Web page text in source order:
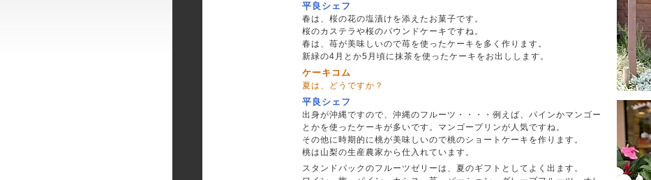
平良シェフ
春は、桜の花の塩漬けを添えたお菓子です。
桜のカステラや桜のパウンドケーキですね。
春は、苺が美味しいので苺を使ったケーキを多く作ります。
新緑の4月とか5月頃に抹茶を使ったケーキをお出しします。
ケーキコム
夏は、どうですか？
平良シェフ
出身が沖縄ですので、沖縄のフルーツ・・・・例えば、パインかマンゴー
とかを使ったケーキが多いです。マンゴープリンが人気ですね。
その他に時期的に桃が美味しいので桃のショートケーキを作ります。
桃は山梨の生産農家から仕入れています。
スタンドパックのフルーツゼリーは、夏のギフトとしてよく出ます。